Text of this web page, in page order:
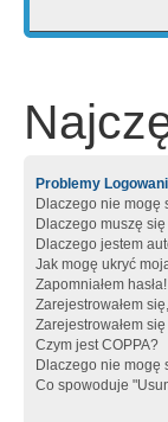
Problemy
Dlaczego nie mogę
Dlaczego muszę
Dlaczego jestem
Jak mogę ukryć
Zapomniałem hasła!
Zarejestrowałem
Zarejestrowałem
Czym jest COPPA?
Dlaczego nie mogę
Co spowoduje